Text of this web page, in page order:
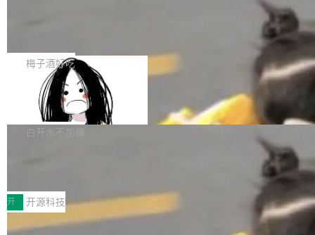
提交的编辑请求也长期处于待处理状态。 Groki
pedia 于去年底上线，定位为由人工智能生成内
容的百科平台，被马斯克视为传统众包百科网站
维基百科的替代方案。Lawfare 调查发现，无论
热门页面还是低关注度页面，均未出现近期更
是这样的：配 MessageSource 的 Bean、写 R
eloadableResourceBundleMessageSource、
声明 LocaleResolver、注册 LocaleChangeInt
erceptor…五六步之后才能看到第一行翻译文
本。 Solon 换了个方式。整个 i18n 模块围绕三
梅子酒好吃
Apache Doris 4.1 全面增强 Iceberg：
支持 UPDATE、MERGE INTO 与 Iceb
erg V3
Apache Doris 4.1 要补齐的，正是缺失的那一
半。在已有查询能力的基础上，Doris 进一步支
常维护操作，并完整支持 Iceberg V3 格式。
白开水不加糖
村国家自主创新示范区会议中心开幕。本届大会
由中关村智联软件服务业质量创新联盟主办，以
开 开源科技